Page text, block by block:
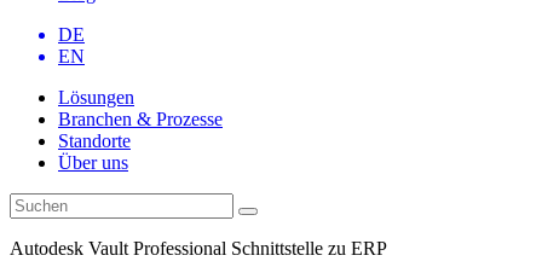
DE
EN
Lösungen
Branchen & Prozesse
Standorte
Über uns
Autodesk Vault Professional Schnittstelle zu ERP